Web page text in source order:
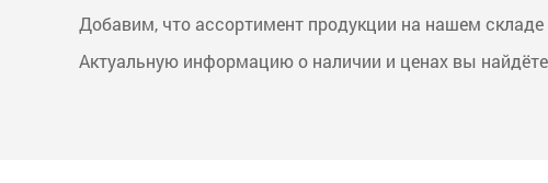
Добавим, что ассортимент продукции на нашем
Актуальную информацию о наличии и ценах вы